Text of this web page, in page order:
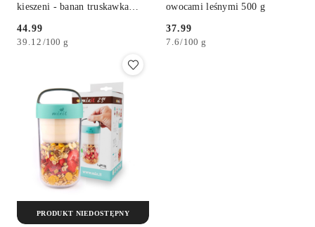
kieszeni - banan truskawka
Cena:
44.99
39.12 /100 g
owocami leśnymi 500 g
Cena:
37.99
7.6/100 g
PRODUKT NIEDOSTĘPNY